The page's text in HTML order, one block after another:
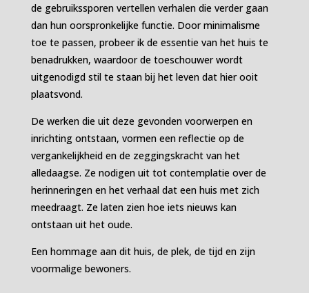
de gebruikssporen vertellen verhalen die verder gaan
dan hun oorspronkelijke functie. Door minimalisme
toe te passen, probeer ik de essentie van het huis te
benadrukken, waardoor de toeschouwer wordt
uitgenodigd stil te staan bij het leven dat hier ooit
plaatsvond.
De werken die uit deze gevonden voorwerpen en
inrichting ontstaan, vormen een reflectie op de
vergankelijkheid en de zeggingskracht van het
alledaagse. Ze nodigen uit tot contemplatie over de
herinneringen en het verhaal dat een huis met zich
meedraagt. Ze laten zien hoe iets nieuws kan
ontstaan uit het oude.
Een hommage aan dit huis, de plek, de tijd en zijn
voormalige bewoners.